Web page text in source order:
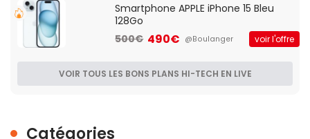
Smartphone APPLE iPhone 15 Bleu
128Go
500€ 490€ @Boulanger voir l'offre
VOIR TOUS LES BONS PLANS HI-TECH EN LIVE
Catégories